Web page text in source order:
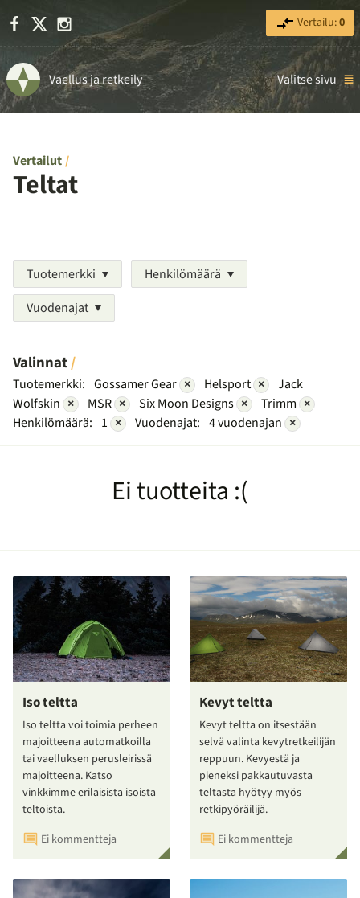
Facebook Instagram Vertailu:0
Vaellus ja retkeily Valitse sivu
Vertailut
Teltat
Tuotemerkki
Henkilömäärä
Vuodenajat
Valinnat
Tuotemerkki: Gossamer Gear × Helsport ×
Jack
Wolfskin × MSR × Six Moon Designs × Trimm ×
Henkilömäärä: 1 × Vuodenajat: 4 vuodenajan ×
Ei tuotteita :(
Iso teltta
Iso teltta voi toimia perheen
majoitteena automatkoilla
tai vaelluksen perusleirissä
majoitteena. Katso
vinkkimme erilaisista isoista
teltoista.
Ei kommentteja
Kevyt teltta
Kevyt teltta on itsestään
selvä valinta kevytretkeilijän
reppuun. Kevyestä ja
pieneksi pakkautuvasta
teltasta hyötyy myös
retkipyöräilijä.
Ei kommentteja